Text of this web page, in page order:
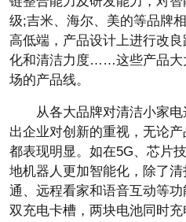
级;吉米、海尔、美的等品牌
高低端，产品设计上进行改
化和清洁力度……这些产品大
场的产品线。
从各大品牌对清洁小家
出企业对创新的重视，无论
都表现明显。如在5G、芯片
地机器人更加智能化，除了
通、远程看家和语音互动等
双充电卡槽，两块电池同时